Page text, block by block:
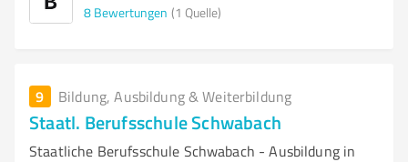
8 Bewertungen (1 Quelle)
9 Bildung, Ausbildung & Weiterbildung
Staatl. Berufsschule Schwabach
Staatliche Berufsschule Schwabach - Ausbildung in